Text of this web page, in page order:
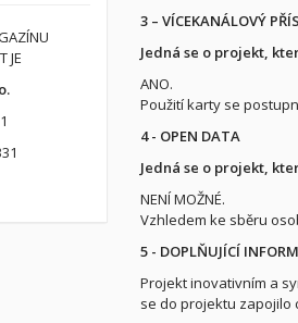
3 – VÍCEKANÁLOVÝ
Jedná se o projekt,
ANO.
Použití karty se
4 - OPEN DATA
Jedná se o projekt,
NENÍ MOŽNÉ.
Vzhledem ke sběru
5 - DOPLŇUJÍCÍ
Projekt inovativním a
se do projektu zapojilo
JE